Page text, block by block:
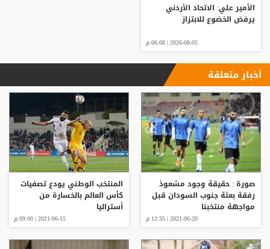
الأمير علي: الاتحاد الأردني
يرفض الخضوع للابتزاز
2026-08-05 | 06:08 م
أخبار متعلقة
صورة : حقيقة وجود مشعوذ
رفقة بعثة جنوب السودان قبل
مواجهة منتخبنا
2021-06-20 | 12:35 م
المنتخب الوطني يودع تصفيات
كأس العالم بالخسارة من
أستراليا
2021-06-15 | 09:00 م